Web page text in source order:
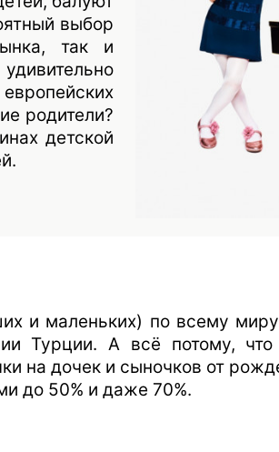
выбор
так и
родители?
детской
и маленьких) по всему
Турции. А всё потому,
на дочек и сыночков от
до 50% и даже 70%.